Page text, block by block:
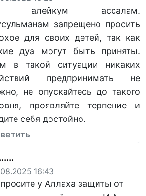
алейкум ассалам.
запрещено просить
для своих детей, так как
дуа могут быть приняты.
в такой ситуации никаких
предпринимать не
не опускайтесь до такого
проявляйте терпение и
себя достойно.
16:43
у Аллаха защиты от